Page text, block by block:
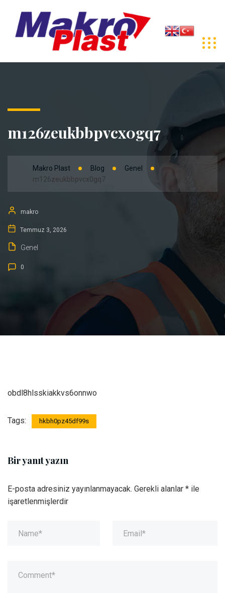
m126zeukbbpvcx0gq7
Makro Plast Blog
Genel
m126zeukbbpvcx0gq7
makro
Temmuz 3, 2026
Genel
0
obdl8hlsskiakkvs6onnwo
Tags: hkbh0pz45df99s
Bir yanıt yazın
E-posta adresiniz yayınlanmayacak. Gerekli alanlar * ile
işaretlenmişlerdir